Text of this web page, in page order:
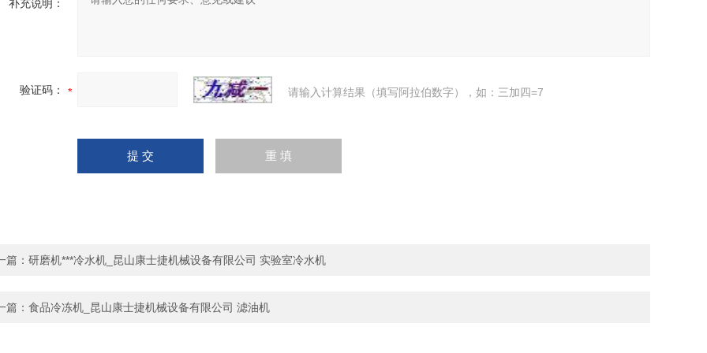
补充说明：
验证码： 请输入计算结果（填写阿拉伯数字），如：三加四=7
篇： 研磨机***冷水机_昆山康士捷机械设备有限公司 实验室冷水机
篇： 食品冷冻机_昆山康士捷机械设备有限公司 滤油机